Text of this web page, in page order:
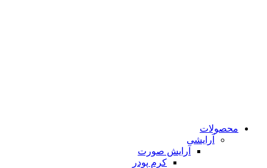
محصولات
آرایشی
آرایش صورت
کرم پودر